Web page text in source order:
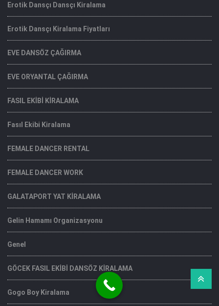
Erotik Dansçı Dansçı Kiralama
Erotik Dansçı Kiralama Fiyatları
EVE DANSÖZ ÇAĞIRMA
EVE ORYANTAL ÇAĞIRMA
FASIL EKİBİ KİRALAMA
Fasıl Ekibi Kiralama
FEMALE DANCER RENTAL
FEMALE DANCER WORK
GALATAPORT YAT KİRALAMA
Gelin Hamamı Organizasyonu
Genel
GÖCEK FASIL EKİBİ DANSÖZ KİRALAMA
Gogo Boy Kiralama